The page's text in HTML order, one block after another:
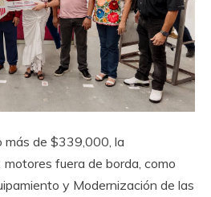
más de $339,000, la
fuera de borda, como
y Modernización de las